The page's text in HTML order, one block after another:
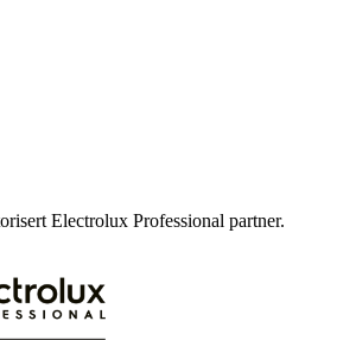
Electrolux Professional partner.